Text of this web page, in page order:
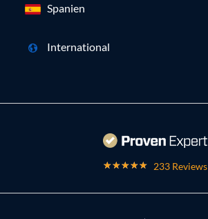
Spanien
International
233 Reviews